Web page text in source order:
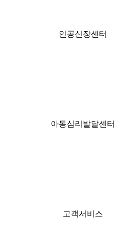
인공신장센터
아동심리발달센터
고객서비스